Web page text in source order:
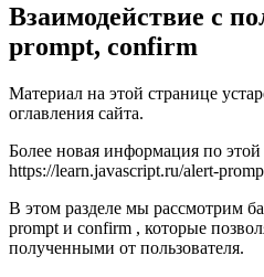
Взаимодействие с
prompt, confirm
Материал на этой странице
оглавления сайта.
Более новая информация по этой
https://learn.javascript.ru/alert-
В этом разделе мы рассмотрим
prompt и confirm , которые
полученными от пользователя.